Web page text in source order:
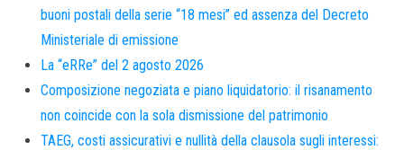
buoni postali della serie “18 mesi” ed assenza del Decreto
Ministeriale di emissione
La “eRRe” del 2 agosto 2026
Composizione negoziata e piano liquidatorio: il risanamento
non coincide con la sola dismissione del patrimonio
TAEG, costi assicurativi e nullità della clausola sugli interessi: